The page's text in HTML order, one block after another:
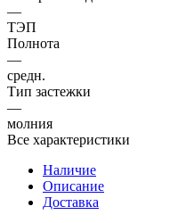
—
ТЭП
Полнота
—
средн.
Тип застежки
—
молния
Все характеристики
Наличие
Описание
Доставка